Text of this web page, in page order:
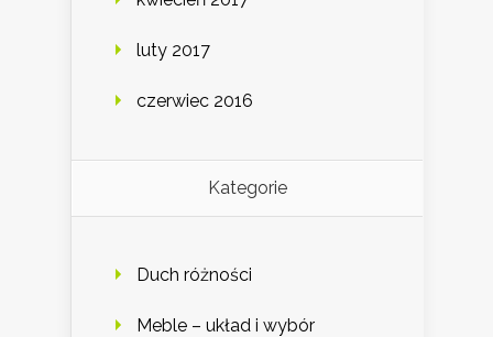
luty 2017
czerwiec 2016
Kategorie
Duch różności
Meble – układ i wybór